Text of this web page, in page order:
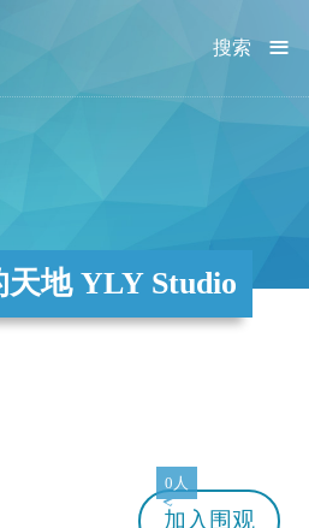
≡
搜索
天地 YLY Studio
加入
0人
围观